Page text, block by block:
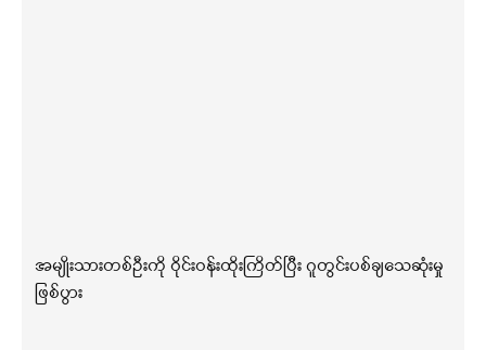
အမျိုးသားတစ်ဦးကို ဝိုင်းဝန်းထိုးကြိတ်ပြီး ဂူတွင်းပစ်ချသေဆုံးမှု
ဖြစ်ပွား